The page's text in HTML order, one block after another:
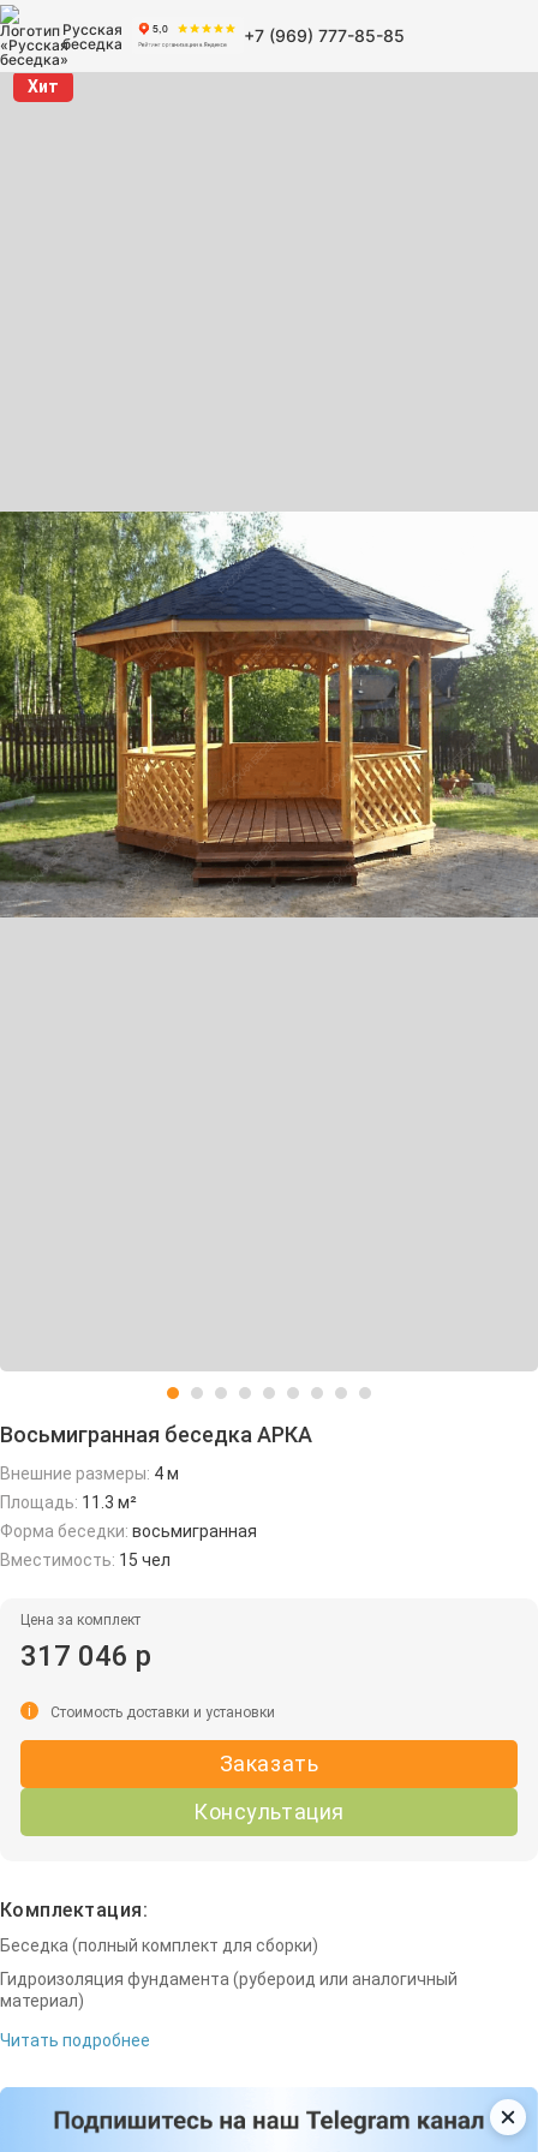
Русская
беседка
+7 (969) 777-85-85
Хит
Восьмигранная беседка АРКА
Внешние размеры: 4 м
Площадь: 11.3 м²
Форма беседки: восьмигранная
Вместимость: 15 чел
Цена за комплект
317 046 р
Заказать
Консультация
i Стоимость доставки и установки
Комплектация:
Беседка (полный комплект для сборки)
Гидроизоляция фундамента (рубероид или аналогичный
материал)
Читать подробнее